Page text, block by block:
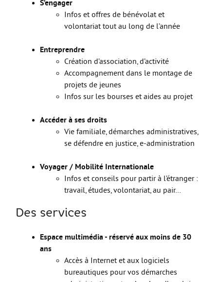
Annonces logement
Partir en vacances
Mon corps, mon identité
Amour et sexualité
Mal-être
Victime de violences
ACCÈS RAPIDE
Qui sommes nous
S’engager
Infos et offres de bénévolat et
volontariat tout au long de l’année
Entreprendre
Création d’association, d’activité
Accompagnement dans le montage de
projets de jeunes
Infos sur les bourses et aides au projet
Accéder à ses droits
Vie familiale, démarches administratives,
se défendre en justice, e-administration
Voyager / Mobilité Internationale
Infos et conseils pour partir à l’étranger :
travail, études, volontariat, au pair…
Des services
Espace multimédia - réservé aux moins de 30
ans
Accès à Internet et aux logiciels
bureautiques pour vos démarches